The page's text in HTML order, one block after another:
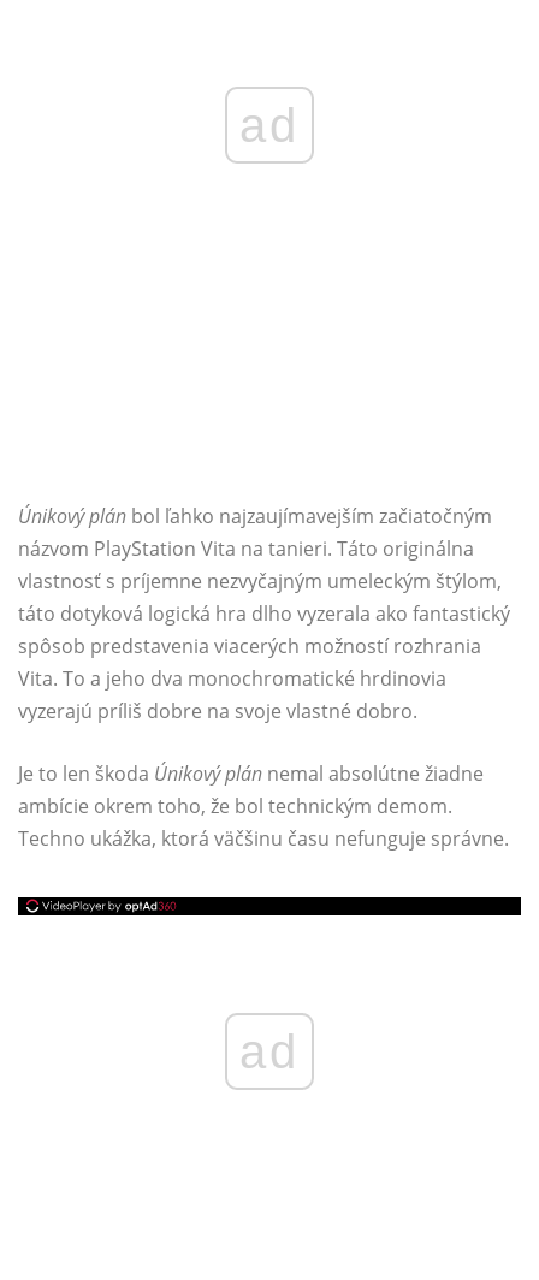
ad
Únikový plán bol ľahko najzaujímavejším začiatočným
názvom PlayStation Vita na tanieri. Táto originálna
vlastnosť s príjemne nezvyčajným umeleckým štýlom,
táto dotyková logická hra dlho vyzerala ako fantastický
spôsob predstavenia viacerých možností rozhrania
Vita. To a jeho dva monochromatické hrdinovia
vyzerajú príliš dobre na svoje vlastné dobro.
Je to len škoda Únikový plán nemal absolútne žiadne
ambície okrem toho, že bol technickým demom.
Techno ukážka, ktorá väčšinu času nefunguje správne.
ad